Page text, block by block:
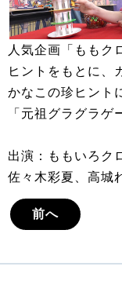
人気企画「ももク
ヒントをもとに、
かなこの珍ヒント
「元祖グラグラゲ
出演：ももいろク
佐々木彩夏、高城
前へ